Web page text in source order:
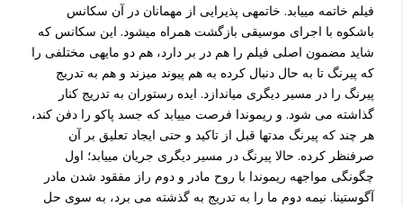
فیلم خاتمه می­یابد. خاتمه­ی پذیرایی از مهمانان در آن سکانس
باشکوه با اجرای موسیقی بازگشت همراه می­شود. این سکانس که
شاید مضمون اصلی فیلم را هم در بر دارد، هم دو مایه­ی مختلفی را
که پیرنگ تا به حال دنبال کرده به هم پیوند می­زند و هم به تدریج
پیرنگ را در مسیر دیگری می­اندازد. ایده رستوران به تدریج کنار
گذاشته می شود. و ریموندا فرصت می­یابد که جسد پاکو را دفن کند،
هر چند که پیرنگ مدتها قبل از تاکید و حتی ایجاد تعلیق بر آن
صرفنظر کرده. حالا پیرنگ در مسیر دیگری جریان می­یابد؛ اول
چگونگی مواجهه ریموندا با روح مادر و دوم راز مفقود شدن مادر
آگوستینا. نیمه دوم ما را به تدریج به گذشته می برد، به سوی حل